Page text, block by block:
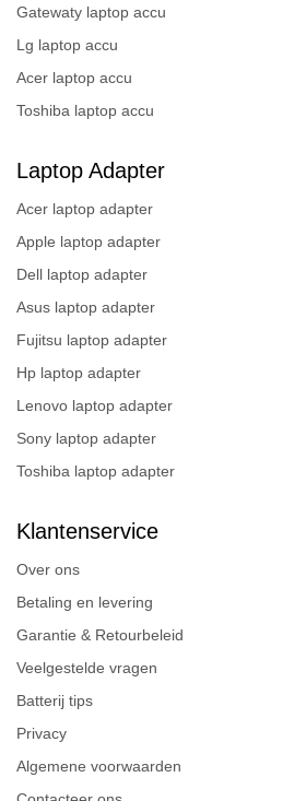
Gatewaty laptop accu
Lg laptop accu
Acer laptop accu
Toshiba laptop accu
Laptop Adapter
Acer laptop adapter
Apple laptop adapter
Dell laptop adapter
Asus laptop adapter
Fujitsu laptop adapter
Hp laptop adapter
Lenovo laptop adapter
Sony laptop adapter
Toshiba laptop adapter
Klantenservice
Over ons
Betaling en levering
Garantie & Retourbeleid
Veelgestelde vragen
Batterij tips
Privacy
Algemene voorwaarden